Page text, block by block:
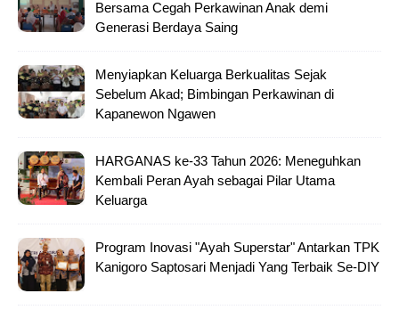
Bersama Cegah Perkawinan Anak demi
Generasi Berdaya Saing
Menyiapkan Keluarga Berkualitas Sejak
Sebelum Akad; Bimbingan Perkawinan di
Kapanewon Ngawen
HARGANAS ke-33 Tahun 2026: Meneguhkan
Kembali Peran Ayah sebagai Pilar Utama
Keluarga
Program Inovasi "Ayah Superstar" Antarkan TPK
Kanigoro Saptosari Menjadi Yang Terbaik Se-DIY